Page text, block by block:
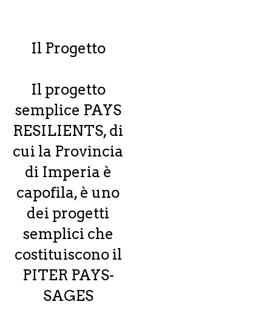
Il Progetto
Il progetto
semplice PAYS
RESILIENTS, di
cui la Provincia
di Imperia è
capofila, è uno
dei progetti
semplici che
costituiscono il
PITER PAYS-
SAGES